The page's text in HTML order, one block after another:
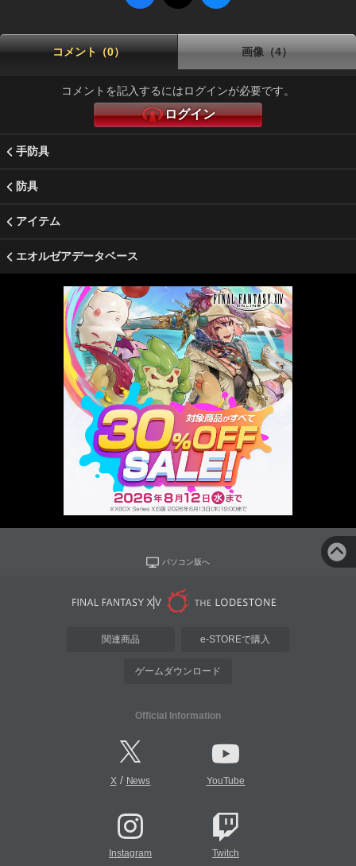
コメント（0） 画像（4）
コメントを記入するにはログインが必要です。
ログイン
手防具
防具
アイテム
エオルゼアデータベース
パソコン版へ
関連商品 e-STOREで購入
ゲームダウンロード
Official Information
X/ News YouTube
Instagram Twitch